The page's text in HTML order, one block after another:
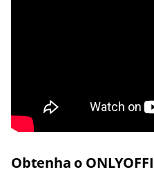
Obtenha o